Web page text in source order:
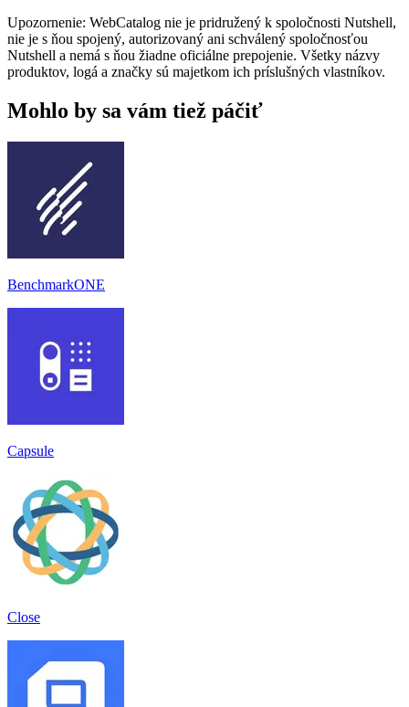
Upozornenie: WebCatalog nie je pridružený k spoločnosti Nutshell,
nie je s ňou spojený, autorizovaný ani schválený spoločnosťou
Nutshell a nemá s ňou žiadne oficiálne prepojenie. Všetky názvy
produktov, logá a značky sú majetkom ich príslušných vlastníkov.
Mohlo by sa vám tiež páčiť
BenchmarkONE
Capsule
Close